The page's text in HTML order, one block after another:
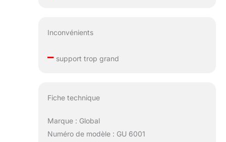
Inconvénients
–support trop grand
Fiche technique
Marque : Global
Numéro de modèle : GU 6001